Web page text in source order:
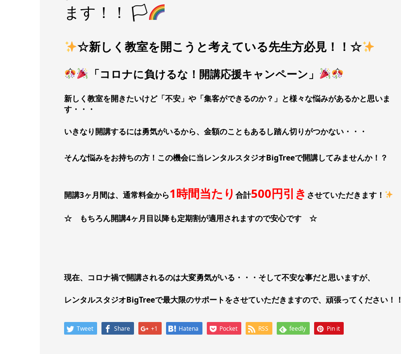
ます！！ 🏳‍
☆新しく教室を開こうと考えている先生方必見！！☆
「コロナに負けるな！開講応援キャンペーン」
新しく教室を開きたいけど「不安」や「集客ができるのか？」と様々な悩みがあるかと思いま
す・・・
いきなり開講するには勇気がいるから、金額のこともあるし踏ん切りがつかない・・・
そんな悩みをお持ちの方！この機会に当レンタルスタジオBigTreeで開講してみませんか！？
開講3ヶ月間は、通常料金から1時間当たり 合計500円引き させていただきます！
☆ もちろん開講4ヶ月目以降も定期割が適用されますので安心です ☆
現在、コロナ禍で開講されるのは大変勇気がいる・・・そして不安な事だと思いますが、
レンタルスタジオBigTreeで最大限のサポートをさせていただきますので、頑張ってください！！
Tweet Share +1 Hatena Pocket RSS feedly Pin it